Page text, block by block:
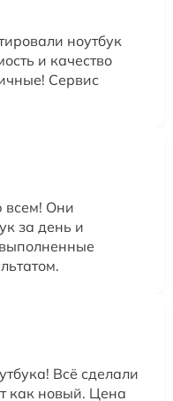
ноутбук
и качество
Сервис
всем! Они
за день и
Всё сделали
как новый. Цена